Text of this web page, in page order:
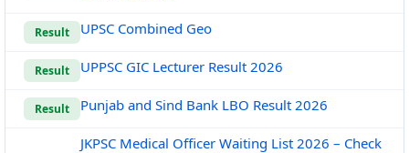
Result UPSC Combined Geo
Result UPPSC GIC Lecturer Result 2026
Result Punjab and Sind Bank LBO Result 2026
JKPSC Medical Officer Waiting List 2026 – Check